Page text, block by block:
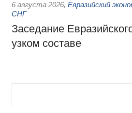
6 августа 2026, Евразийский
СНГ
Заседание
узком составе